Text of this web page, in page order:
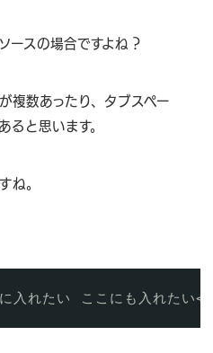
ースの場合ですよね？
複数あったり、タブスペー
ると思います。
ね。
入れたい ここにも入れたい